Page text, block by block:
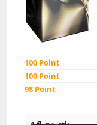
100 Point
100 Point
98 Point